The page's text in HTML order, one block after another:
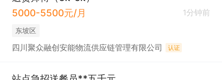
5000-5500元/月
1分钟前
东坡区
四川聚众融创安能物流供应链管理有限公司 认证